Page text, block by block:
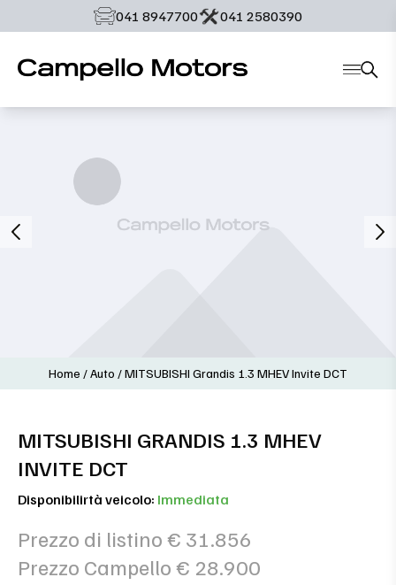
‭041 8947700‬ ‭041 2580390‬
Home /Auto /MITSUBISHI Grandis 1.3 MHEV Invite DCT
MITSUBISHI GRANDIS 1.3 MHEV
INVITE DCT
Disponibilirtà veicolo: Immediata
Prezzo di listino € 31.856
Prezzo Campello € 28.900